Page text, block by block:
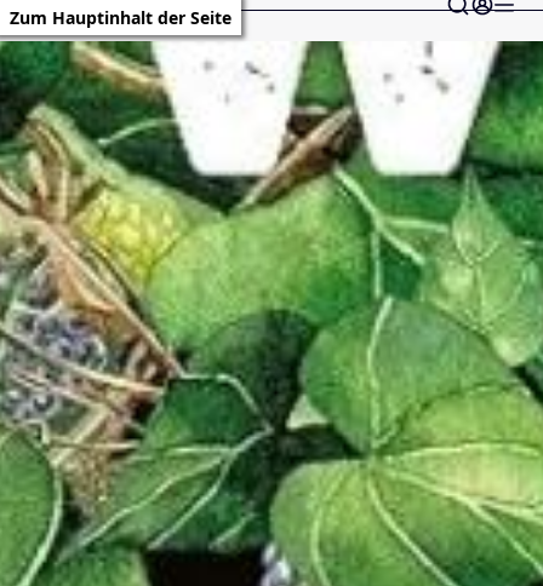
Zum Hauptinhalt der Seite